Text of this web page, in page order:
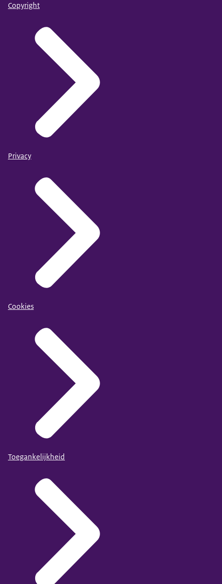
Copyright
Privacy
Cookies
Toegankelijkheid